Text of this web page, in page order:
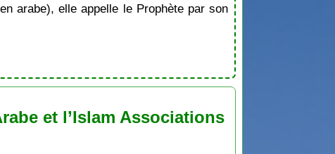
arabe), elle appelle le Prophète par son
et l’Islam Associations